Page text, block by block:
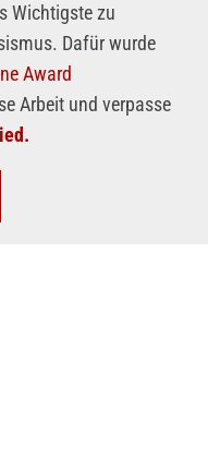
Wichtigste zu
Dafür wurde
Award
Arbeit und verpasse